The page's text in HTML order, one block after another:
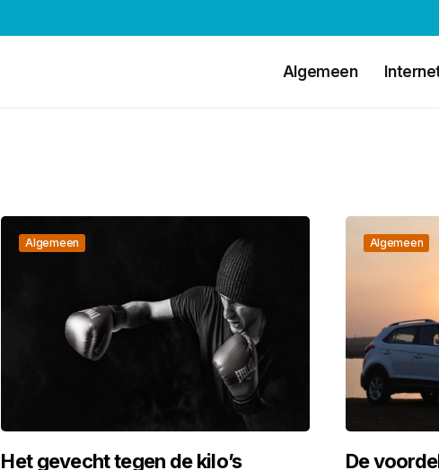
Algemeen
Algemeen
Het gevecht tegen de kilo’s
Algemeen
De